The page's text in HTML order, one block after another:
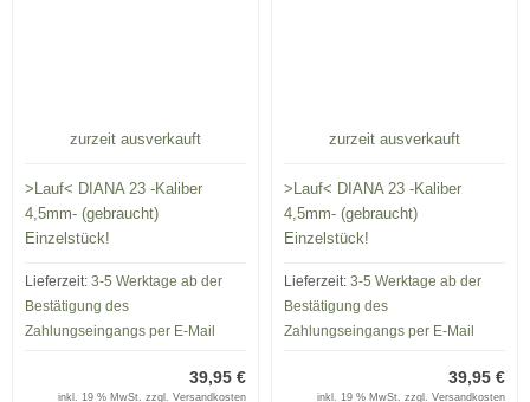
zurzeit ausverkauft
>Lauf< DIANA 23 -Kaliber
4,5mm- (gebraucht)
Einzelstück!
Lieferzeit: 3-5 Werktage ab der
Bestätigung des
Zahlungseingangs per E-Mail
39,95 €
inkl. 19 % MwSt. zzgl. Versandkosten
zurzeit ausverkauft
>Lauf< DIANA 23 -Kaliber
4,5mm- (gebraucht)
Einzelstück!
Lieferzeit: 3-5 Werktage ab der
Bestätigung des
Zahlungseingangs per E-Mail
39,95 €
inkl. 19 % MwSt. zzgl. Versandkosten